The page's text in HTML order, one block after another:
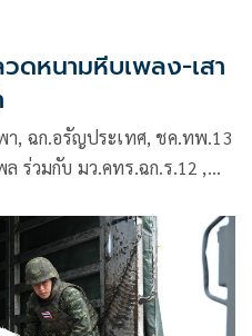
ดหนามหีบเพลง-เสา
า, ฉก.อรัญประเทศ, ชค.ทพ.13
ร่วมกับ มว.คทร.ฉก.ร.12 ,